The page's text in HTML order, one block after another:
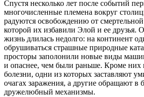
Спустя несколько лет после событий
многочисленные племена вокруг
радуются освобождению от
которой их избавили Элой и ее друзья.
жизнь длилась недолго: на континент
обрушиваться страшные природные
просторы заполонили новые виды
и опаснее, чем были раньше. Кроме них
болезни, одни из которых заставляют
очагах заражения, а другие обращают в
дружелюбный механизмы.